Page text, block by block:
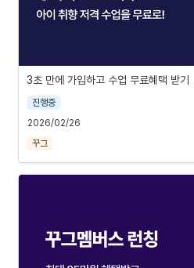
3초 만에 가입하고 수업 무료혜택 받기
진행중
2026/02/26
꾸그